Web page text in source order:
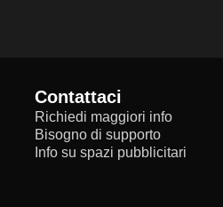
Contattaci
Richiedi maggiori info
Bisogno di supporto
Info su spazi pubblicitari